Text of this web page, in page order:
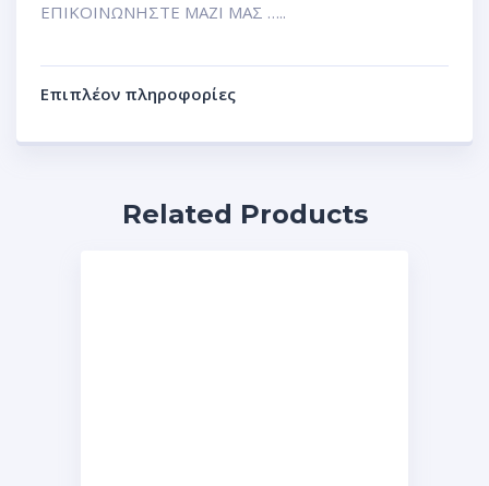
ΕΠΙΚΟΙΝΩΝΗΣΤΕ ΜΑΖΙ ΜΑΣ …..
Επιπλέον πληροφορίες
Related Products